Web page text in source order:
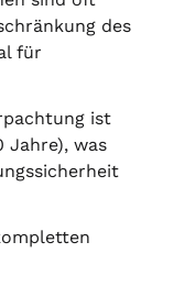
des
für
ist
Jahre), was